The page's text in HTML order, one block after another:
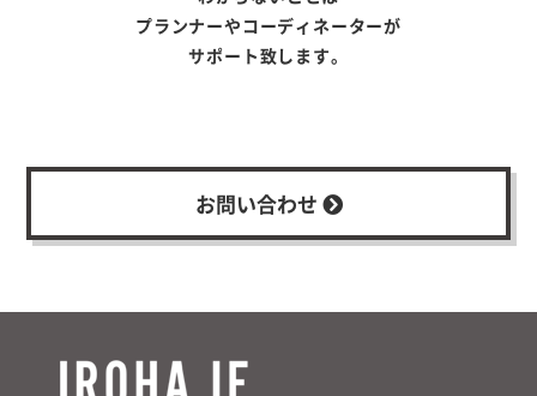
プランナーやコーディネーターが
サポート致します。
お問い合わせ